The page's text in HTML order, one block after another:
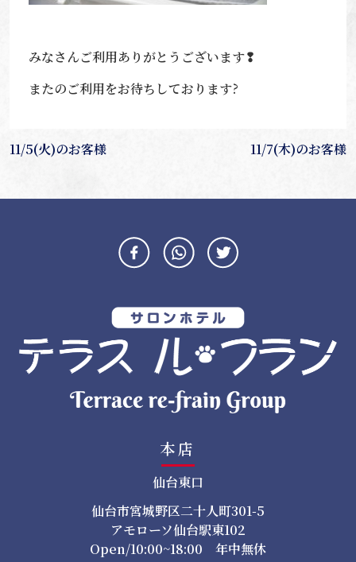
みなさんご利用ありがとうございます❢
またのご利用をお待ちしております?
投
ビ
11/5(火)のお客様 11/7(木)のお客様
本店
仙台東口
仙台市宮城野区二十人町301-5
アモローソ仙台駅東102
Open/10:00~18:00 年中無休